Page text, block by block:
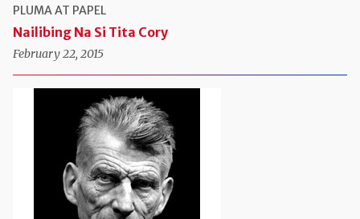
PLUMA AT PAPEL
Nailibing Na Si Tita Cory
February 22, 2015